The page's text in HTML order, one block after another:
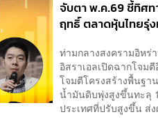
จับตา พ.ค.69 ชี้ทิศท
ฤทธิ์ ตลาดหุ้นไทยรุ่
ท่ามกลางสงครามอิหร่
อิสราเอลเปิดฉากโจม
โจมตีโครงสร้างพื้นฐา
น้ำมันดิบพุ่งสูงขึ้นทะลุ
ประเทศที่ปรับสูงขึ้น ส่